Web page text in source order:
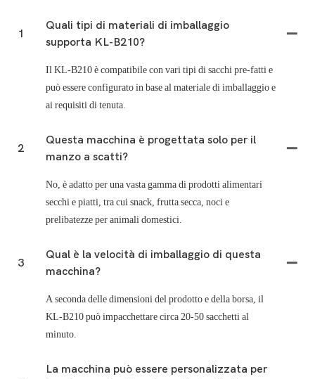
1
Quali tipi di materiali di imballaggio
supporta KL-B210?
Il KL-B210 è compatibile con vari tipi di sacchi pre-fatti e
può essere configurato in base al materiale di imballaggio e
ai requisiti di tenuta.
2
Questa macchina è progettata solo per il
manzo a scatti?
No, è adatto per una vasta gamma di prodotti alimentari
secchi e piatti, tra cui snack, frutta secca, noci e
prelibatezze per animali domestici.
3
Qual è la velocità di imballaggio di questa
macchina?
A seconda delle dimensioni del prodotto e della borsa, il
KL-B210 può impacchettare circa 20-50 sacchetti al
minuto.
La macchina può essere personalizzata per